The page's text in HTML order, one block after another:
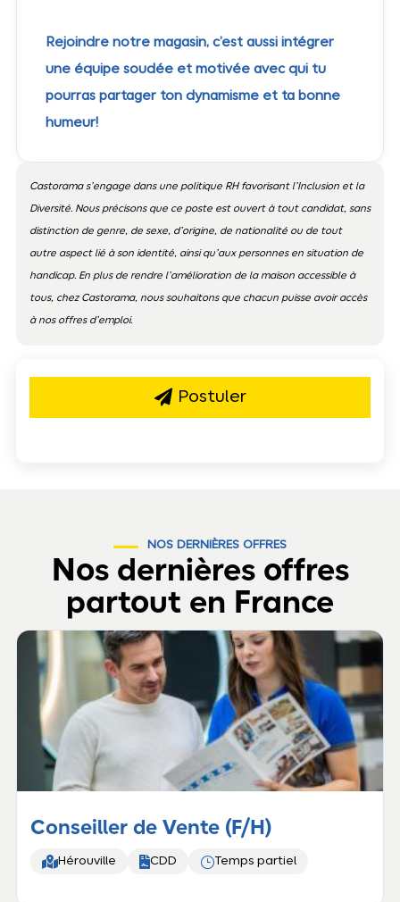
Rejoindre notre magasin, c’est aussi intégrer
une équipe soudée et motivée avec qui tu
pourras partager ton dynamisme et ta bonne
humeur!
Castorama s’engage dans une politique RH favorisant l’Inclusion et la
Diversité. Nous précisons que ce poste est ouvert à tout candidat, sans
distinction de genre, de sexe, d’origine, de nationalité ou de tout
autre aspect lié à son identité, ainsi qu’aux personnes en situation de
handicap. En plus de rendre l’amélioration de la maison accessible à
tous, chez Castorama, nous souhaitons que chacun puisse avoir accès
à nos offres d’emploi.
Postuler
NOS DERNIÈRES OFFRES
Nos dernières offres
partout en France
Conseiller de Vente (F/H)
Hérouville CDD }Temps partiel